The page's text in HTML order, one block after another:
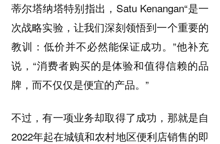
蒂尔塔纳塔特别指出，Satu Kenangan“是一
次战略实验，让我们深刻领悟到一个重要的
教训：低价并不必然能保证成功。”他补充
说，“消费者购买的是体验和值得信赖的品
牌，而不仅仅是便宜的产品。”
不过，有一项业务却取得了成功，那就是自
2022年起在城镇和农村地区便利店销售的即